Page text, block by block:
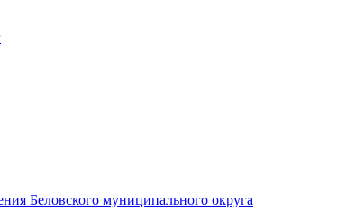
Беловского муниципального округа